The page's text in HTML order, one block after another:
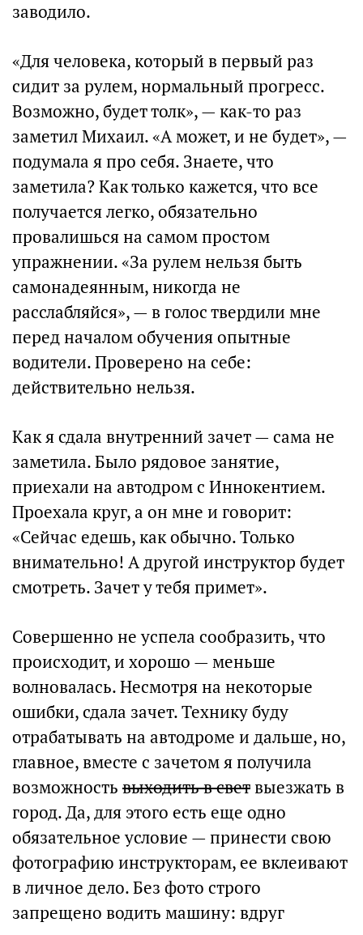
заводило.
«Для человека, который в первый раз
сидит за рулем, нормальный прогресс.
Возможно, будет толк», — как-то раз
заметил Михаил. «А может, и не будет», —
подумала я про себя. Знаете, что
заметила? Как только кажется, что все
получается легко, обязательно
провалишься на самом простом
упражнении. «За рулем нельзя быть
самонадеянным, никогда не
расслабляйся», — в голос твердили мне
перед началом обучения опытные
водители. Проверено на себе:
действительно нельзя.
Как я сдала внутренний зачет — сама не
заметила. Было рядовое занятие,
приехали на автодром с Иннокентием.
Проехала круг, а он мне и говорит:
«Сейчас едешь, как обычно. Только
внимательно! А другой инструктор будет
смотреть. Зачет у тебя примет».
Совершенно не успела сообразить, что
происходит, и хорошо — меньше
волновалась. Несмотря на некоторые
ошибки, сдала зачет. Технику буду
отрабатывать на автодроме и дальше, но,
главное, вместе с зачетом я получила
возможность выходить в светвыезжать в
город. Да, для этого есть еще одно
обязательное условие — принести свою
фотографию инструкторам, ее вклеивают
в личное дело. Без фото строго
запрещено водить машину: вдруг